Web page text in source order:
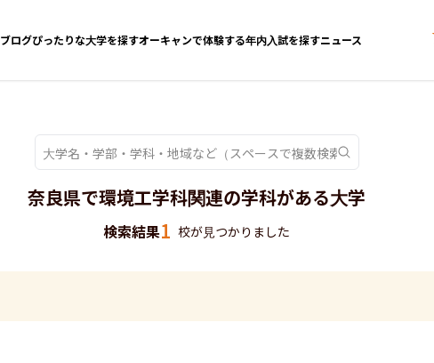
ブログぴったりな大学を探すオーキャンで体験する年内入試を探すニュース
奈良県で環境工学科関連の学科がある大学
検索結果1 校が見つかりました